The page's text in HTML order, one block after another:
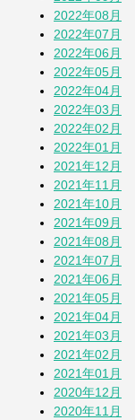
2022年08月
2022年07月
2022年06月
2022年05月
2022年04月
2022年03月
2022年02月
2022年01月
2021年12月
2021年11月
2021年10月
2021年09月
2021年08月
2021年07月
2021年06月
2021年05月
2021年04月
2021年03月
2021年02月
2021年01月
2020年12月
2020年11月